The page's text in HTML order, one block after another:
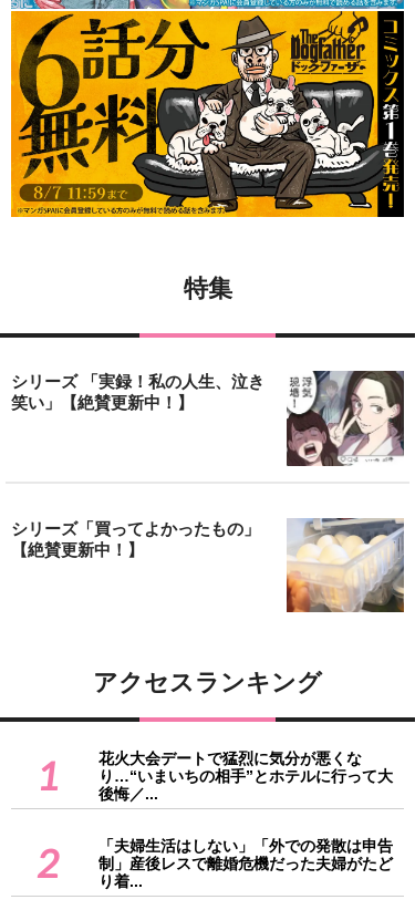
特集
シリーズ 「実録！私の人生、泣き
笑い」【絶賛更新中！】
シリーズ「買ってよかったもの」
【絶賛更新中！】
アクセスランキング
1
花火大会デートで猛烈に気分が悪くな
り…“いまいちの相手”とホテルに行って大
後悔／...
2
「夫婦生活はしない」「外での発散は申告
制」産後レスで離婚危機だった夫婦がたど
り着...